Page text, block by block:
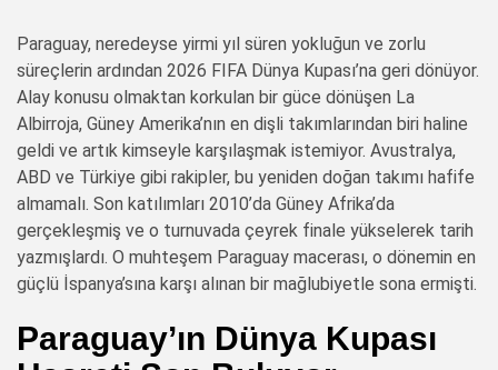
Paraguay, neredeyse yirmi yıl süren yokluğun ve zorlu
süreçlerin ardından 2026 FIFA Dünya Kupası’na geri dönüyor.
Alay konusu olmaktan korkulan bir güce dönüşen La
Albirroja, Güney Amerika’nın en dişli takımlarından biri haline
geldi ve artık kimseyle karşılaşmak istemiyor. Avustralya,
ABD ve Türkiye gibi rakipler, bu yeniden doğan takımı hafife
almamalı. Son katılımları 2010’da Güney Afrika’da
gerçekleşmiş ve o turnuvada çeyrek finale yükselerek tarih
yazmışlardı. O muhteşem Paraguay macerası, o dönemin en
güçlü İspanya’sına karşı alınan bir mağlubiyetle sona ermişti.
Paraguay’ın Dünya Kupası